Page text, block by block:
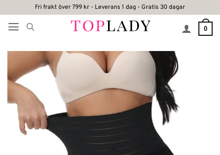
content
Fri frakt över 799 kr - Leverans 1 dag - Gratis 30 dagar
0